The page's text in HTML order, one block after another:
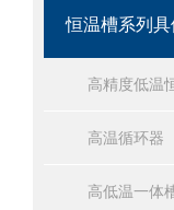
恒温槽系列
高精度低温
高温循环器
高低温一体